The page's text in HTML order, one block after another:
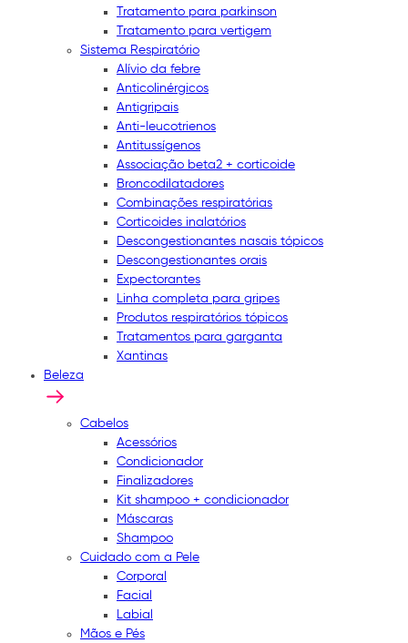
Tratamento para parkinson
Tratamento para vertigem
Sistema Respiratório
Alívio da febre
Anticolinérgicos
Antigripais
Anti-leucotrienos
Antitussígenos
Associação beta2 + corticoide
Broncodilatadores
Combinações respiratórias
Corticoides inalatórios
Descongestionantes nasais tópicos
Descongestionantes orais
Expectorantes
Linha completa para gripes
Produtos respiratórios tópicos
Tratamentos para garganta
Xantinas
Beleza
Cabelos
Acessórios
Condicionador
Finalizadores
Kit shampoo + condicionador
Máscaras
Shampoo
Cuidado com a Pele
Corporal
Facial
Labial
Mãos e Pés